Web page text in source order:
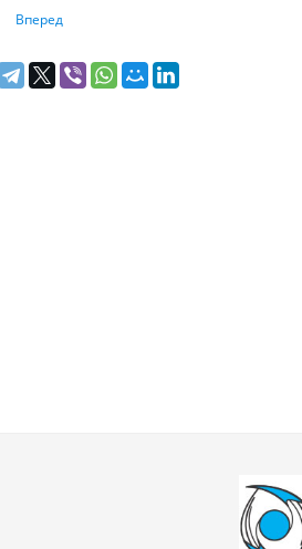
Топ-10 самых состоятельных актрис из
Следующий: Петр Драг, HPE: будущее за
Вперед